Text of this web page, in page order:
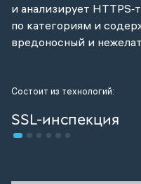
и анализирует
по категориям и
вредоносный и
Состоит из технологий:
SSL-инспекция